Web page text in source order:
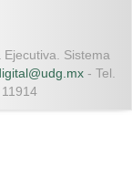
Sistema
- Tel.